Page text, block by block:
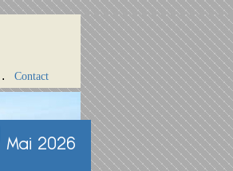
. Contact
Mai 2026